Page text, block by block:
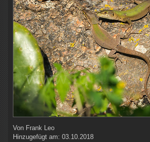
Von Frank Leo
Hinzugefügt am: 03.10.2018